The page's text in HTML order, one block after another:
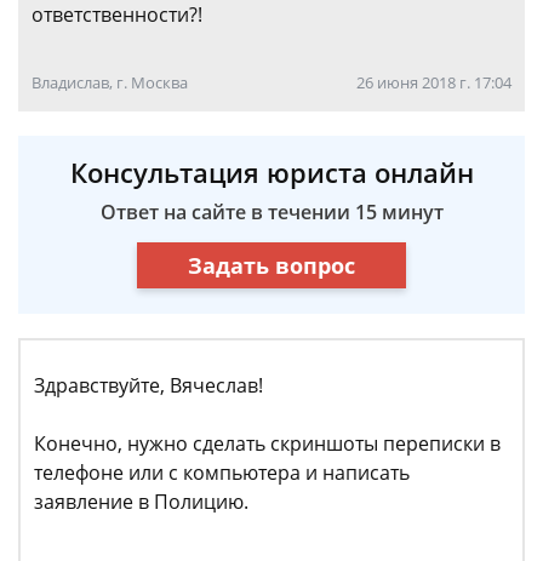
ответственности?!
Владислав, г. Москва 26 июня 2018 г. 17:04
Консультация юриста онлайн
Ответ на сайте в течении 15 минут
Задать вопрос
Здравствуйте, Вячеслав!
Конечно, нужно сделать скриншоты переписки в
телефоне или с компьютера и написать
заявление в Полицию.